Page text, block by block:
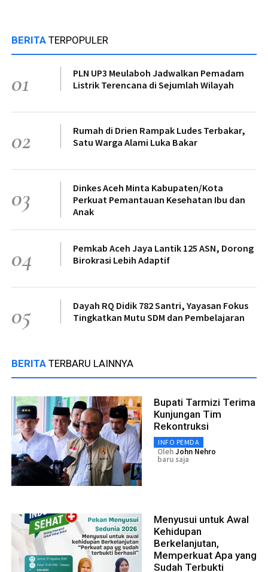
BERITA TERPOPULER
01
PLN UP3 Meulaboh Jadwalkan Pemadam
Listrik Terencana di Sejumlah Wilayah
02
Rumah di Drien Rampak Ludes Terbakar,
Satu Warga Alami Luka Bakar
03
Dinkes Aceh Minta Kabupaten/Kota
Perkuat Pemantauan Kesehatan Ibu dan
Anak
04
Pemkab Aceh Jaya Lantik 125 ASN, Dorong
Birokrasi Lebih Adaptif
05
Dayah RQ Didik 782 Santri, Yayasan Fokus
Tingkatkan Mutu SDM dan Pembelajaran
BERITA TERBARU LAINNYA
Bupati Tarmizi Terima
Kunjungan Tim
Rekontruksi
INFO PEMDA
OlehJohn Nehro
baru saja
Menyusui untuk Awal
Kehidupan
Berkelanjutan,
Memperkuat Apa yang
Sudah Terbukti